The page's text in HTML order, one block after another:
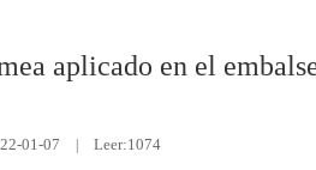
aplicado en el
01-07 Leer:1074